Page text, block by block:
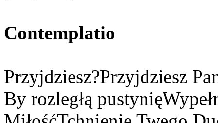
Contemplatio
Przyjdziesz?Przyjdziesz
By rozległą